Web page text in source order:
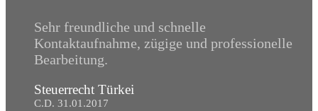
Sehr freundliche und schnelle
Kontaktaufnahme, zügige und professionelle
Bearbeitung.
Steuerrecht Türkei
C.D. 31.01.2017